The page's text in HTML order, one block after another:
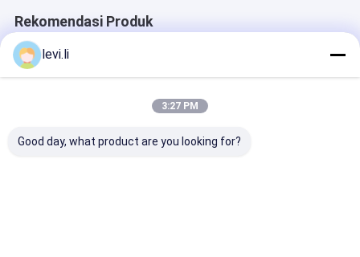
Rekomendasi Produk
levi.li
3:27 PM
Good day, what product are you looking for?